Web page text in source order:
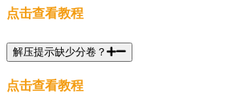
点击查看教程
解压提示缺少分卷？
点击查看教程